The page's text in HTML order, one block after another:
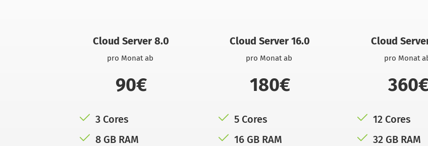
Cloud Server 8.0
pro Monat ab
90€
3 Cores
8 GB RAM
Cloud Server 16.0
pro Monat ab
180€
5 Cores
16 GB RAM
Cloud
pro Monat
12 Cores
32 GB RAM